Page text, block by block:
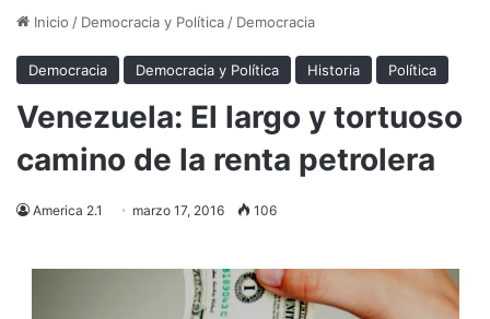
Inicio / Democracia y Política/ Democracia
Democracia Democracia y Política Historia Política
Venezuela: El largo y tortuoso
camino de la renta petrolera
America 2.1 marzo 17, 2016 106